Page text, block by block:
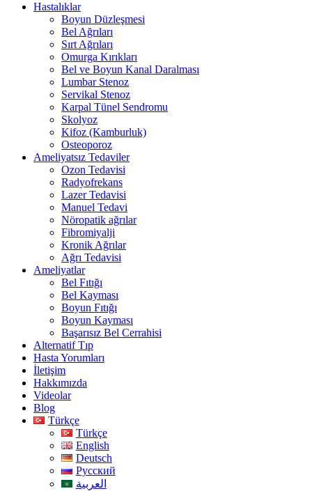
Hastalıklar
Boyun Düzleşmesi
Bel Ağrıları
Sırt Ağrıları
Omurga Kırıkları
Bel ve Boyun Kanal Daralması
Lumbar Stenoz
Servikal Stenoz
Karpal Tünel Sendromu
Skolyoz
Kifoz (Kamburluk)
Osteoporoz
Ameliyatsız Tedaviler
Ozon Tedavisi
Radyofrekans
Lazer Tedavisi
Manuel Tedavi
Nöropatik ağrılar
Fibromiyalji
Kronik Ağrılar
Ağrı Tedavisi
Ameliyatlar
Bel Fıtığı
Bel Kayması
Boyun Fıtığı
Boyun Kayması
Başarısız Bel Cerrahisi
Alternatif Tıp
Hasta Yorumları
İletişim
Hakkımızda
Videolar
Blog
Türkçe
Türkçe
English
Deutsch
Русский
العربية